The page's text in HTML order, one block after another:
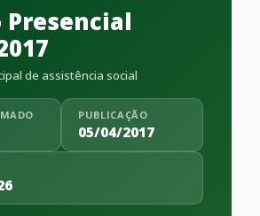
Presencial
de assistência social
PUBLICAÇÃO
05/04/2017